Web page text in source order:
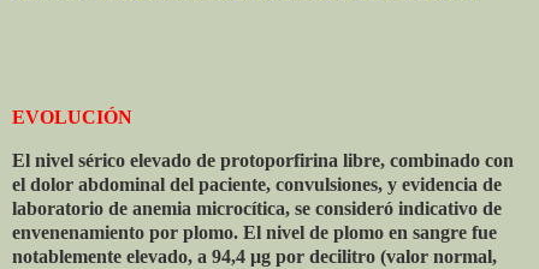
EVOLUCIÓN
El nivel sérico elevado de protoporfirina libre, combinado con
el dolor abdominal del paciente, convulsiones, y evidencia de
laboratorio de anemia microcítica, se consideró indicativo de
envenenamiento por plomo. El nivel de plomo en sangre fue
notablemente elevado, a 94,4 μg por decilitro (valor normal,